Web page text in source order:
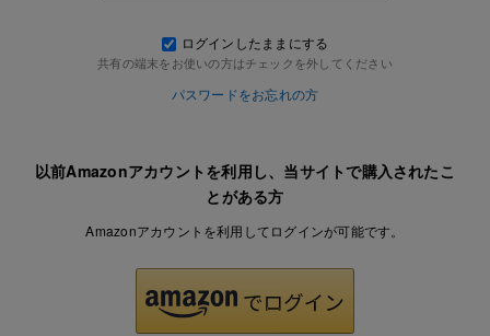
ログインしたままにする
共有の端末をお使いの方はチェックを外してください
パスワードをお忘れの方
以前Amazonアカウントを利用し、当サイトで購入されたこ
とがある方
Amazonアカウントを利用してログインが可能です。